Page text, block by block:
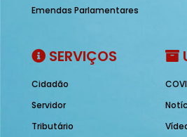
Emendas Parlamentares
SERVIÇOS
Cidadão
Servidor
Tributário